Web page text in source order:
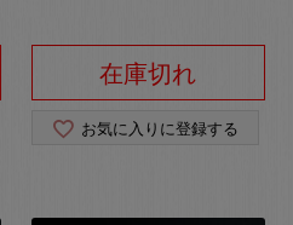
在庫切れ
お気に入りに登録する